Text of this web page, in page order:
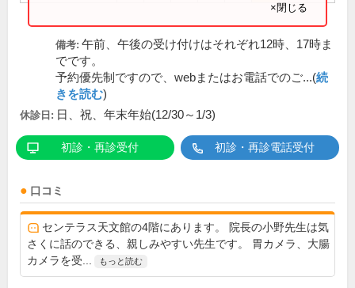
×閉じる
備考: 午前、午後の受け付けはそれぞれ12時、17時ま
でです。
予約優先制ですので、webまたはお電話でのご...(続
きを読む)
休診日: 日、祝、年末年始(12/30～1/3)
初診・再診受付 初診・再診電話受付
口コミ
センテラス天文館の4階にあります。 院長の小野先生は気
さくに話のできる、親しみやすい先生です。 胃カメラ、大腸
カメラを受...
もっと読む